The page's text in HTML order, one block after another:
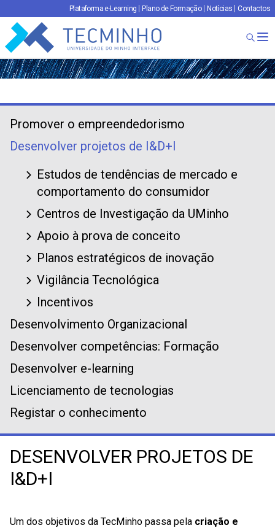
Plataforma e-Learning Plano de Formação Notícias Contactos
TECMINHO
Promover o empreendedorismo
Desenvolver projetos de I&D+I
Estudos de tendências de mercado e
comportamento do consumidor
Centros de Investigação da UMinho
Apoio à prova de conceito
Planos estratégicos de inovação
Vigilância Tecnológica
Incentivos
Desenvolvimento Organizacional
Desenvolver competências: Formação
Desenvolver e-learning
Licenciamento de tecnologias
Registar o conhecimento
DESENVOLVER PROJETOS DE
I&D+I
Um dos objetivos da TecMinho passa pela criação e